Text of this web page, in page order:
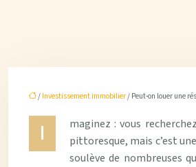
/ Investissement immobilier/ Peut-on louer une
I
maginez : vous
pittoresque, mais c’est
soulève de nombreuses